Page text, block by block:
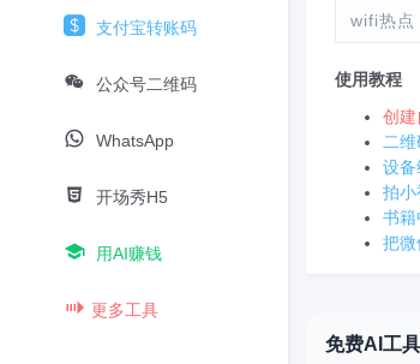
支付宝转账码
公众号二维码
WhatsApp
开场秀H5
用AI赚钱
更多工具
wifi热点
使用教程
创建
二
设备
拍小
书籍
把微
免费AI工具